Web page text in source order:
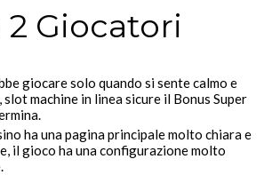
Giocatori
giocare solo quando si sente calmo e
machine in linea sicure il Bonus Super
ha una pagina principale molto chiara e
il gioco ha una configurazione molto